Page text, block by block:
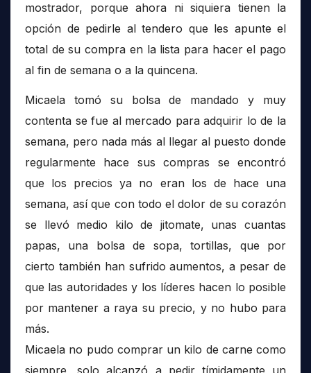
mostrador, porque ahora ni siquiera tienen la
opción de pedirle al tendero que les apunte el
total de su compra en la lista para hacer el pago
al fin de semana o a la quincena.
Micaela tomó su bolsa de mandado y muy
contenta se fue al mercado para adquirir lo de la
semana, pero nada más al llegar al puesto donde
regularmente hace sus compras se encontró
que los precios ya no eran los de hace una
semana, así que con todo el dolor de su corazón
se llevó medio kilo de jitomate, unas cuantas
papas, una bolsa de sopa, tortillas, que por
cierto también han sufrido aumentos, a pesar de
que las autoridades y los líderes hacen lo posible
por mantener a raya su precio, y no hubo para
más.
Micaela no pudo comprar un kilo de carne como
siempre, solo alcanzó a pedir tímidamente un